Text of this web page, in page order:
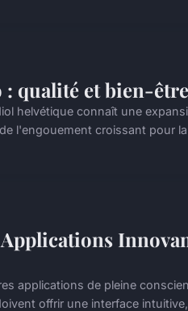
: qualité et bien-
helvétique connaît une
l'engouement croissant pour
applications de pleine
offrir une interface